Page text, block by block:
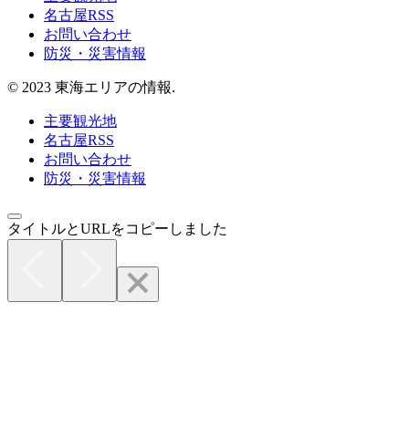
名古屋RSS
お問い合わせ
防災・災害情報
© 2023 東海エリアの情報.
主要観光地
名古屋RSS
お問い合わせ
防災・災害情報
タイトルとURLをコピーしました